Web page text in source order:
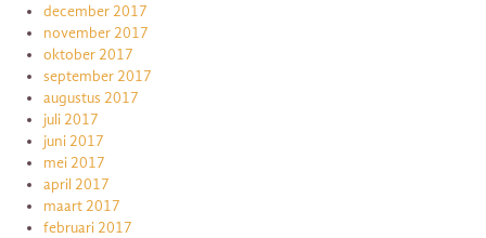
december 2017
november 2017
oktober 2017
september 2017
augustus 2017
juli 2017
juni 2017
mei 2017
april 2017
maart 2017
februari 2017